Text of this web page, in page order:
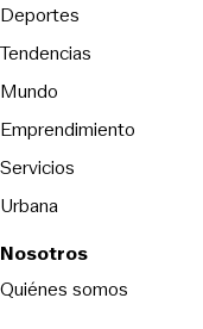
Deportes
Tendencias
Mundo
Emprendimiento
Servicios
Urbana
Nosotros
Quiénes somos